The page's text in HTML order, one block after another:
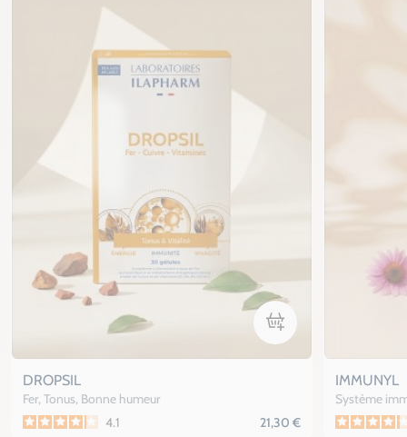
Ajouter au panier
DROPSIL
Fer, Tonus, Bonne humeur
4.1
21,30 €
IMMUNYL
Système